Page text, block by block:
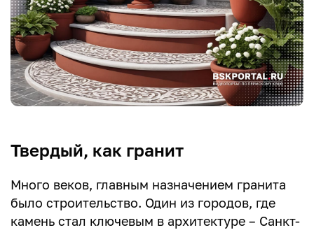
Твердый, как гранит
Много веков, главным назначением гранита
было строительство. Один из городов, где
камень стал ключевым в архитектуре – Санкт-